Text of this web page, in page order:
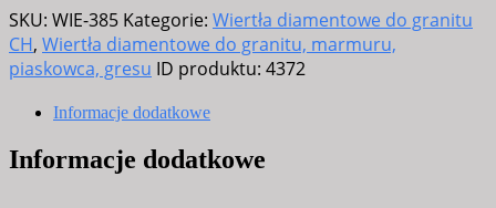
SKU: WIE-385 Kategorie: Wiertła diamentowe do granitu
CH, Wiertła diamentowe do granitu, marmuru,
piaskowca, gresu ID produktu: 4372
Informacje dodatkowe
Informacje dodatkowe